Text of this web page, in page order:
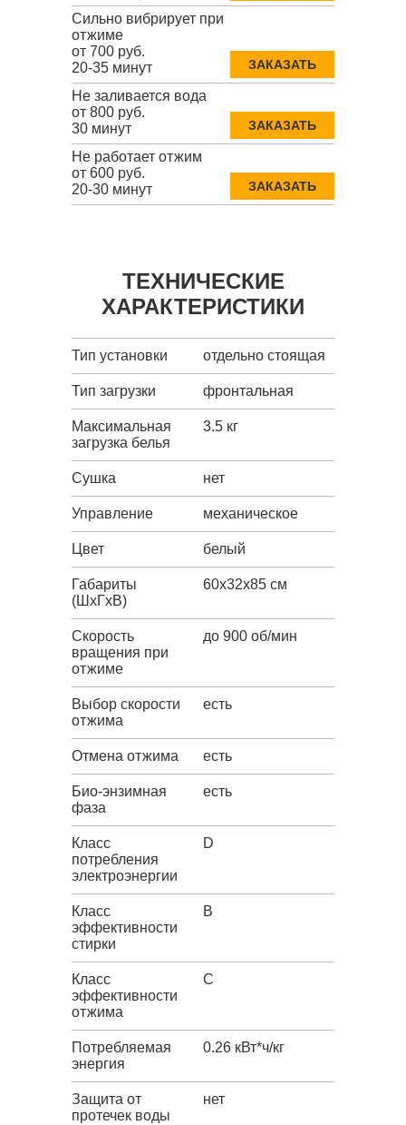
Сильно вибрирует при
отжиме
от 700 руб.
20-35 минут
ЗАКАЗАТЬ
Не заливается вода
от 800 руб.
30 минут
ЗАКАЗАТЬ
Не работает отжим
от 600 руб.
20-30 минут
ЗАКАЗАТЬ
ТЕХНИЧЕСКИЕ
ХАРАКТЕРИСТИКИ
Тип установки отдельно стоящая
Тип загрузки фронтальная
Максимальная
загрузка белья
3.5 кг
Сушка нет
Управление механическое
Цвет белый
Габариты
(ШxГxВ)
60x32x85 см
Скорость
вращения при
отжиме
до 900 об/мин
Выбор скорости
отжима
есть
Отмена отжима есть
Био-энзимная
фаза
есть
Класс
потребления
электроэнергии
D
Класс
эффективности
стирки
B
Класс
эффективности
отжима
C
Потребляемая
энергия
0.26 кВт*ч/кг
Защита от
протечек воды
нет